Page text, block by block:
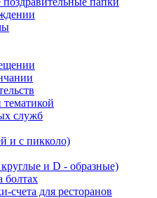
служб
и с пикколо)
и D - образные)
болтах
для ресторанов